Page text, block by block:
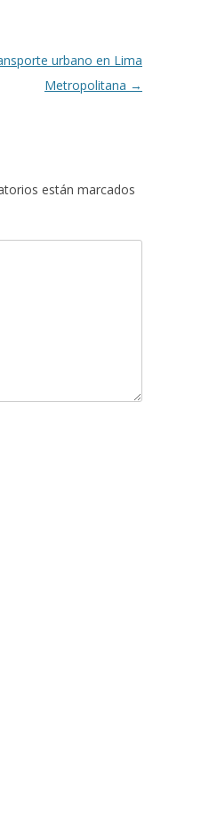
urbano en Lima
Metropolitana →
están marcados